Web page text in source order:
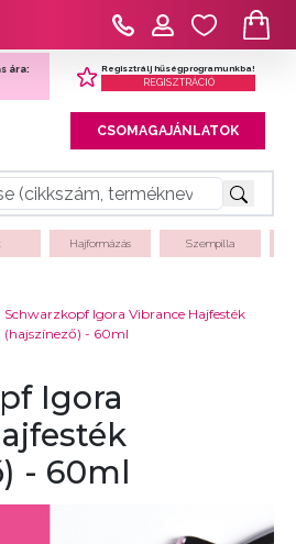
ára:
Regisztrálj hűségprogramunkba!
REGISZTRÁCIÓ
CSOMAGAJÁNLATOK
Hajformázás Szempilla
Schwarzkopf Igora Vibrance Hajfesték
(hajszínező) - 60ml
Igora
- 60ml